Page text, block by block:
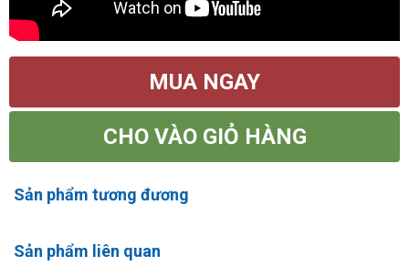
MUA NGAY
CHO VÀO GIỎ HÀNG
Sản phẩm tương đương
Sản phẩm liên quan